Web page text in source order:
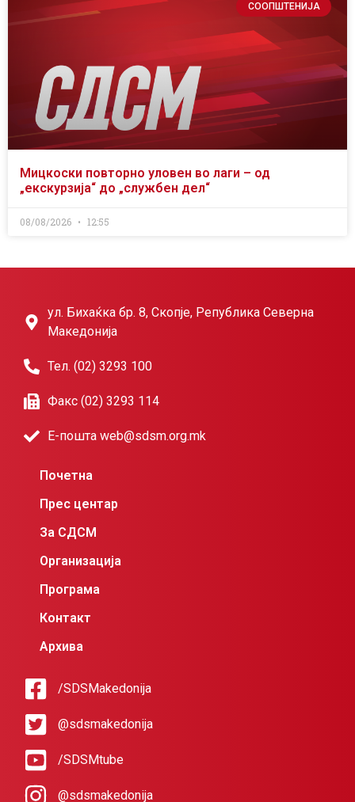
СООПШТЕНИЈА
Мицкоски повторно уловен во лаги – од
„екскурзија“ до „службен дел“
08/08/2026 12:55
ул. Бихаќка бр. 8, Скопје, Република Северна
Македонија
Тел. (02) 3293 100
Факс (02) 3293 114
Е-пошта web@sdsm.org.mk
Почетна
Прес центар
За СДСМ
Организација
Програма
Контакт
Архива
/SDSMakedonija
@sdsmakedonija
/SDSMtube
@sdsmakedonija